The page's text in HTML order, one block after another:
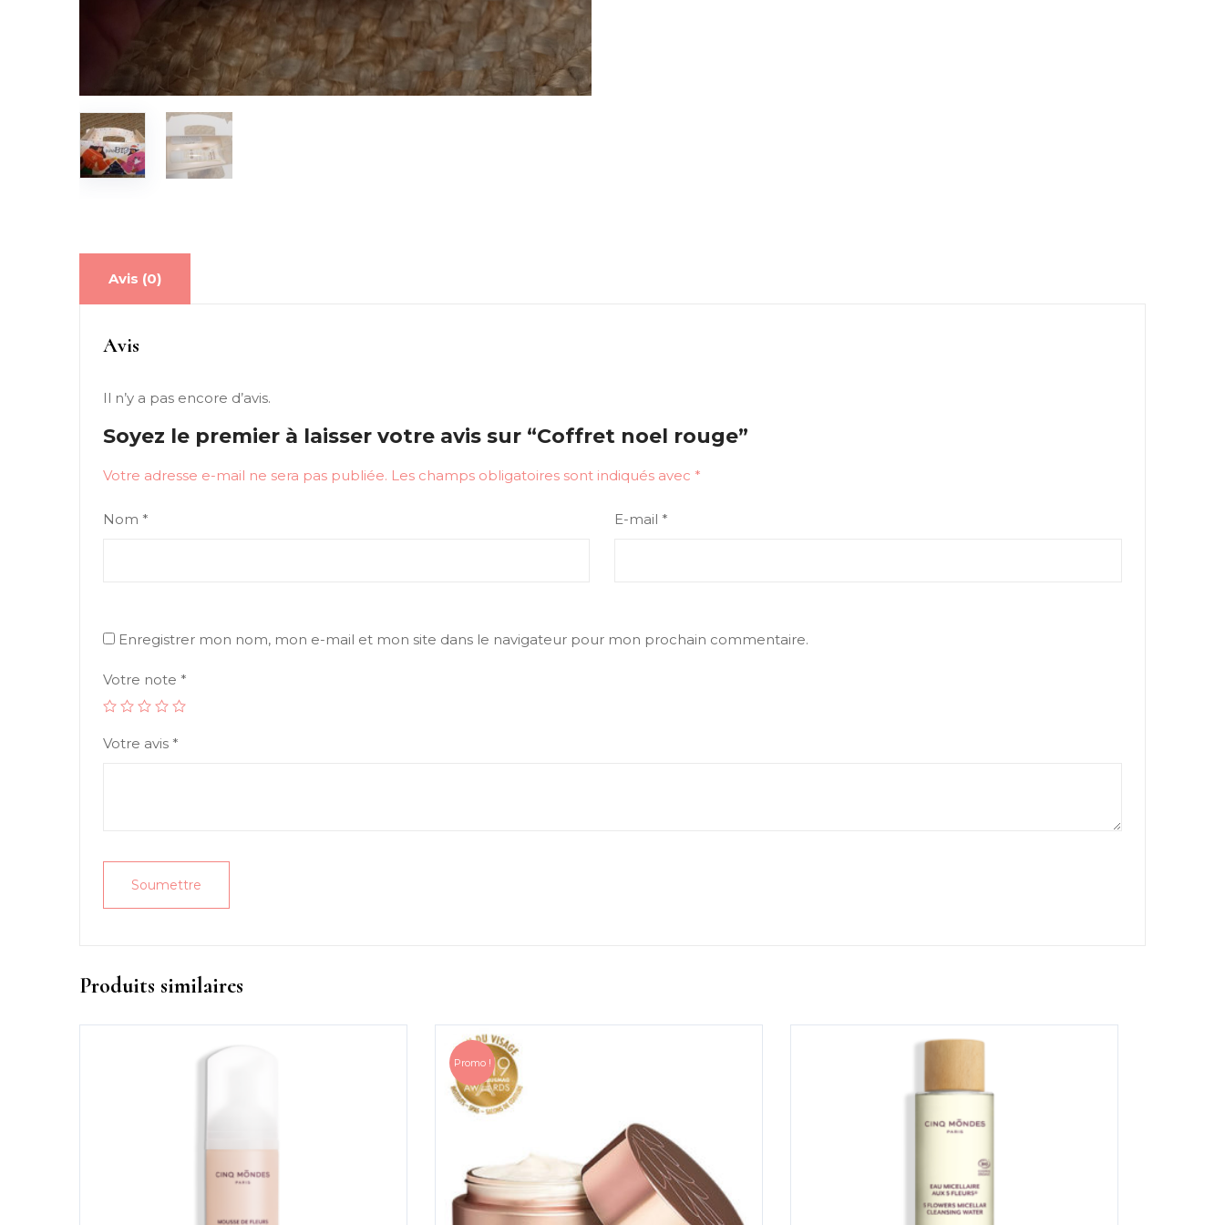
Avis (0)
Avis
Il n’y a pas encore d’avis.
Soyez le premier à laisser votre avis sur “Coffret noel rouge”
Votre adresse e-mail ne sera pas publiée. Les champs obligatoires sont indiqués avec *
Nom * E-mail *
Enregistrer mon nom, mon e-mail et mon site dans le navigateur pour mon prochain commentaire.
Votre note *
Votre avis *
Produits similaires
Promo !